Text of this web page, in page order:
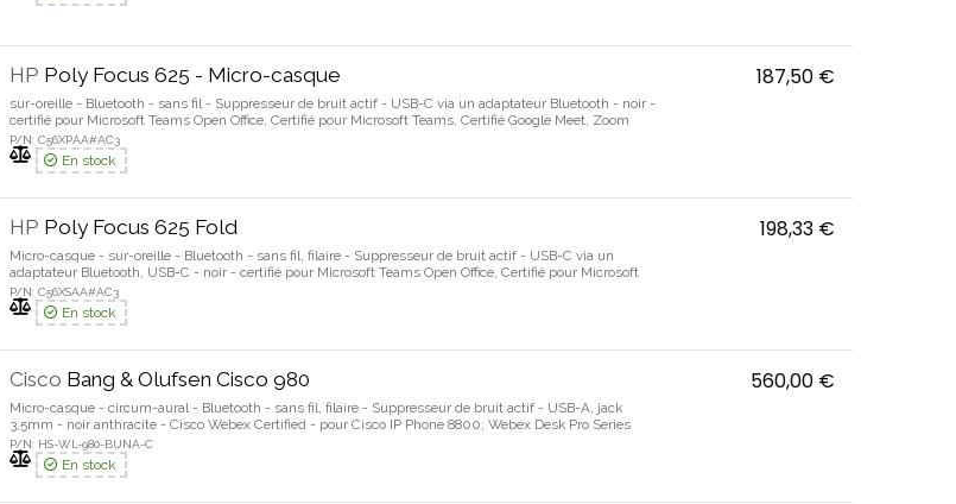
HP Poly Focus 625 - Micro-casque
sur-oreille - Bluetooth - sans fil - Suppresseur de bruit actif - USB-C via un adaptateur Bluetooth - noir -
certifié pour Microsoft Teams Open Office, Certifié pour Microsoft Teams, Certifié Google Meet, Zoom
Workplace Headset Certified, Casque certifié Zoom Workplace Contact Center, Certifié Bluetooth natif
Microsoft Teams
P/N: C56XPAA#AC3
En stock
187,50 €
HP Poly Focus 625 Fold
Micro-casque - sur-oreille - Bluetooth - sans fil, filaire - Suppresseur de bruit actif - USB-C via un
adaptateur Bluetooth, USB-C - noir - certifié pour Microsoft Teams Open Office, Certifié pour Microsoft
Teams, Certifié Google Meet, Zoom Workplace Headset Certified, Casque certifié Zoom Workplace
Contact Center, Certifié Bluetooth natif Microsoft Teams
P/N: C56XSAA#AC3
En stock
198,33 €
Cisco Bang & Olufsen Cisco 980
Micro-casque - circum-aural - Bluetooth - sans fil, filaire - Suppresseur de bruit actif - USB-A, jack
3,5mm - noir anthracite - Cisco Webex Certified - pour Cisco IP Phone 8800; Webex Desk Pro Series
P/N: HS-WL-980-BUNA-C
En stock
560,00 €